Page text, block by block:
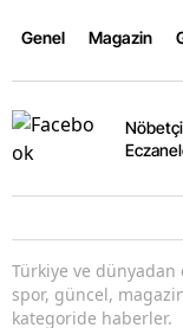
Genel Magazin
Nöbetçi
Türkiye ve dünyadan
spor, güncel,
kategoride haberler.